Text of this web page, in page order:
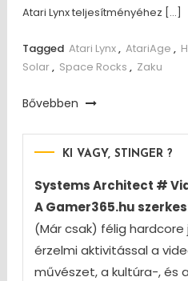
Atari Lynx teljesítményéhez […]
Tagged Atari Lynx, AtariAge ,
Solar, Space Rocks , Zaku
Bővebben
KI VAGY, STINGER ?
Systems Architect #
A Gamer365.hu
(Már csak) félig
érzelmi aktivitással a
művészet, a kultúra-, és